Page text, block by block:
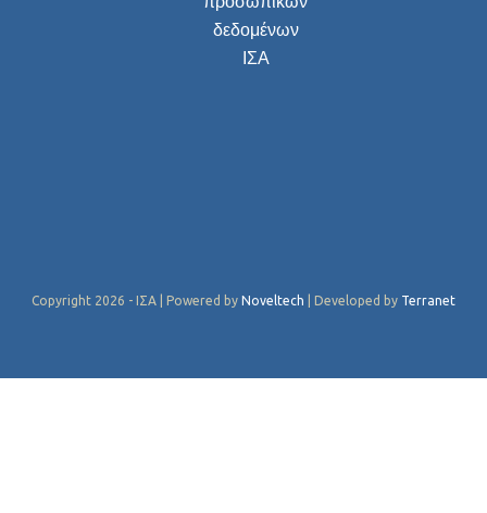
δεδομένων
ΙΣΑ
Copyright 2026 - ΙΣΑ | Powered by Noveltech | Developed by Terranet